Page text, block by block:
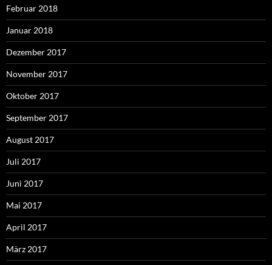
Februar 2018
Januar 2018
Dezember 2017
November 2017
Oktober 2017
September 2017
August 2017
Juli 2017
Juni 2017
Mai 2017
April 2017
März 2017